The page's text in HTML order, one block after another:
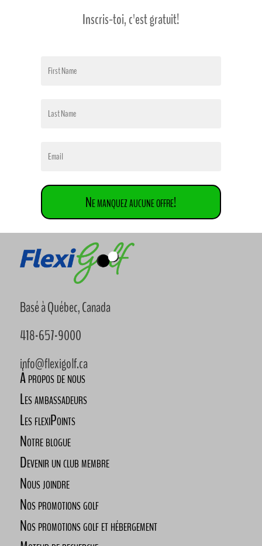
Inscris-toi, c'est gratuit!
Ne manquez aucune offre!
Basé à Québec, Canada
418-657-9000
info@flexigolf.ca
À propos de nous
Les ambassadeurs
Les flexiPoints
Notre blogue
Devenir un club membre
Nous joindre
Nos promotions golf
Nos promotions golf et hébergement